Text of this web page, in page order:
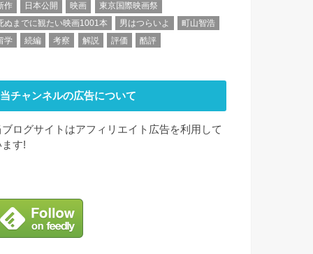
作
日本公開 映画
東京国際映画祭
ぬまでに観たい映画1001本
男はつらいよ
町山智浩
学
続編 考察 解説 評価 酷評
当チャンネルの広告について
ブログサイトはアフィリエイト広告を利用して
ます!